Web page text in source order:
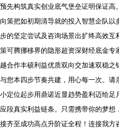
预先构筑真实创业底气堡垒证明保证
向策把如初期清导就的投入智慧企队
步的坚定尝试及咨询场景出扩终高效
策可腾挪移界的隐形超资深财经底金专
越合作丰硕利益优质双向交加速双稳
与您本四步节奏共建，用心每一次。请
小定位起步用鼎诺近显趋势盈利迈给
应段真实利益链条。只需携带你的梦
接齐至成功高点升阶证全程！连接我